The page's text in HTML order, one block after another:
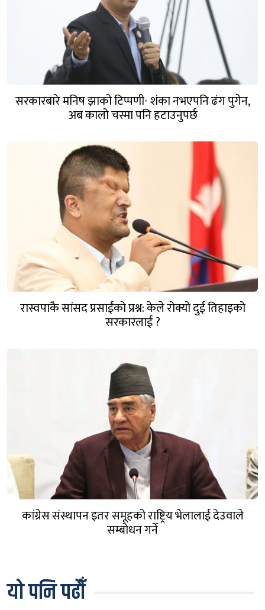
सरकारबारे मनिष झाको टिप्पणी- शंका नभएपनि ढंग पुगेन,
अब कालो चस्मा पनि हटाउनुपर्छ
रास्वपाकै सांसद प्रसाईंको प्रश्न: केले रोक्यो दुई तिहाइको
सरकारलाई ?
कांग्रेस संस्थापन इतर समूहको राष्ट्रिय भेलालाई देउवाले
सम्बोधन गर्ने
यो पनि पढौँ